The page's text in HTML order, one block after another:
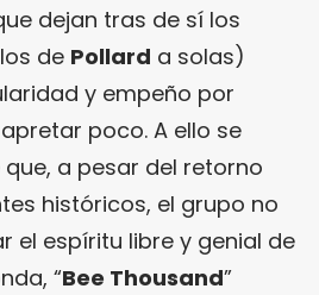
dejan tras de sí los
de Pollard a solas)
y empeño por
poco. A ello se
a pesar del retorno
históricos, el grupo no
el espíritu libre y genial de
“Bee Thousand”